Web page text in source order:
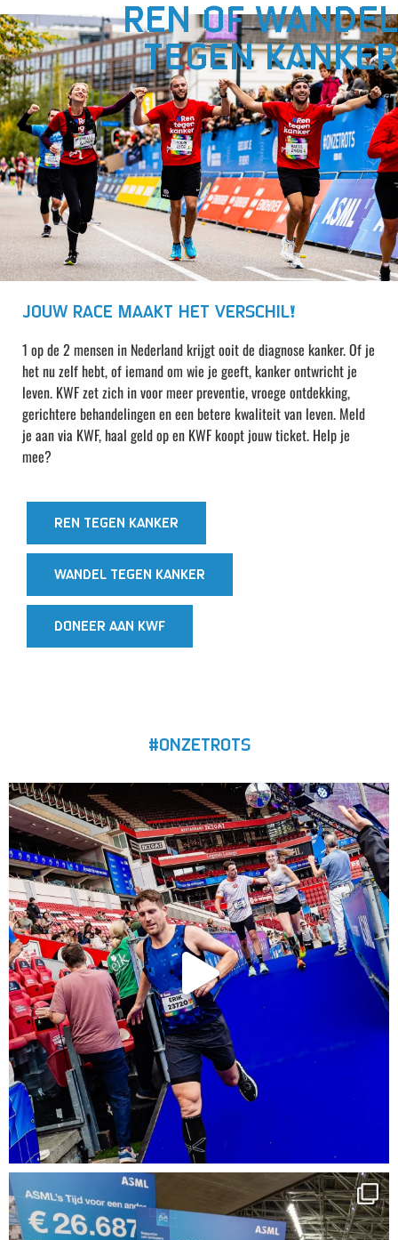
REN OF WANDEL
TEGEN KANKER
JOUW RACE MAAKT HET VERSCHIL!
1 op de 2 mensen in Nederland krijgt ooit de diagnose kanker. Of je
het nu zelf hebt, of iemand om wie je geeft, kanker ontwricht je
leven. KWF zet zich in voor meer preventie, vroege ontdekking,
gerichtere behandelingen en een betere kwaliteit van leven. Meld
je aan via KWF, haal geld op en KWF koopt jouw ticket. Help je
mee?
REN TEGEN KANKER
WANDEL TEGEN KANKER
DONEER AAN KWF
#ONZETROTS